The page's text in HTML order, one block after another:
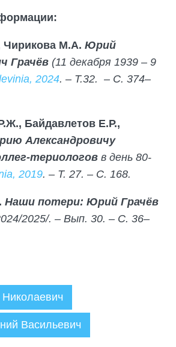
М.А. Юрий
Грачёв (11 декабря 1939 – 9
2024. – Т.32. – С. 374–
Байдавлетов Е.Р.,
Александровичу
териологов в день 80-
2019. – Т. 27. – С. 168.
Наши потери: Юрий Грачёв
2025/. – Вып. 30. – С. 36–
Васильевич